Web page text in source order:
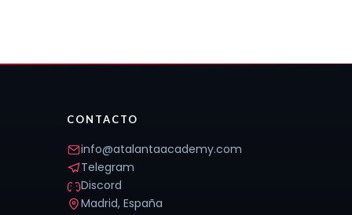
CONTACTO
info@atalantaacademy.com
Telegram
Discord
Madrid, España